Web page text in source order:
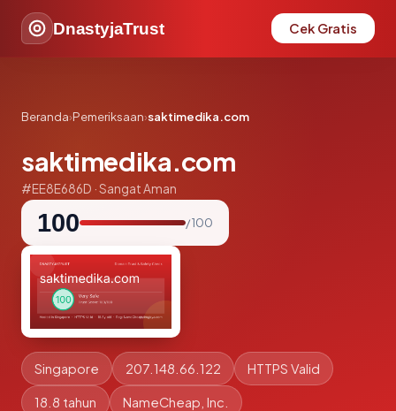
DnastyjaTrust Cek Gratis
Beranda›Pemeriksaan›saktimedika.com
saktimedika.com
#EE8E686D · Sangat Aman
100 / 100
Singapore 207.148.66.122 HTTPS Valid
18.8 tahun NameCheap, Inc.